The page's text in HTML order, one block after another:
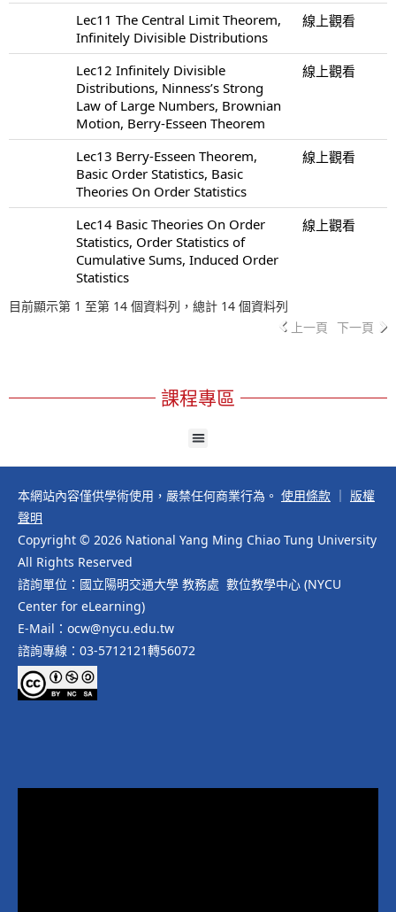
Lec11 The Central Limit Theorem,
Infinitely Divisible Distributions
線上觀看
Lec12 Infinitely Divisible
Distributions, Ninness’s Strong
Law of Large Numbers, Brownian
Motion, Berry-Esseen Theorem
線上觀看
Lec13 Berry-Esseen Theorem,
Basic Order Statistics, Basic
Theories On Order Statistics
線上觀看
Lec14 Basic Theories On Order
Statistics, Order Statistics of
Cumulative Sums, Induced Order
Statistics
線上觀看
目前顯示第 1 至第 14 個資料列，總計 14 個資料列
上一頁 下一頁
課程專區
本網站內容僅供學術使用，嚴禁任何商業行為。 使用條款
版權
聲明
Copyright © 2026 National Yang Ming Chiao Tung University
All Rights Reserved
諮詢單位：國立陽明交通大學 教務處 數位教學中心 (NYCU
Center for eLearning)
E-Mail：ocw@nycu.edu.tw
諮詢專線：03-5712121轉56072